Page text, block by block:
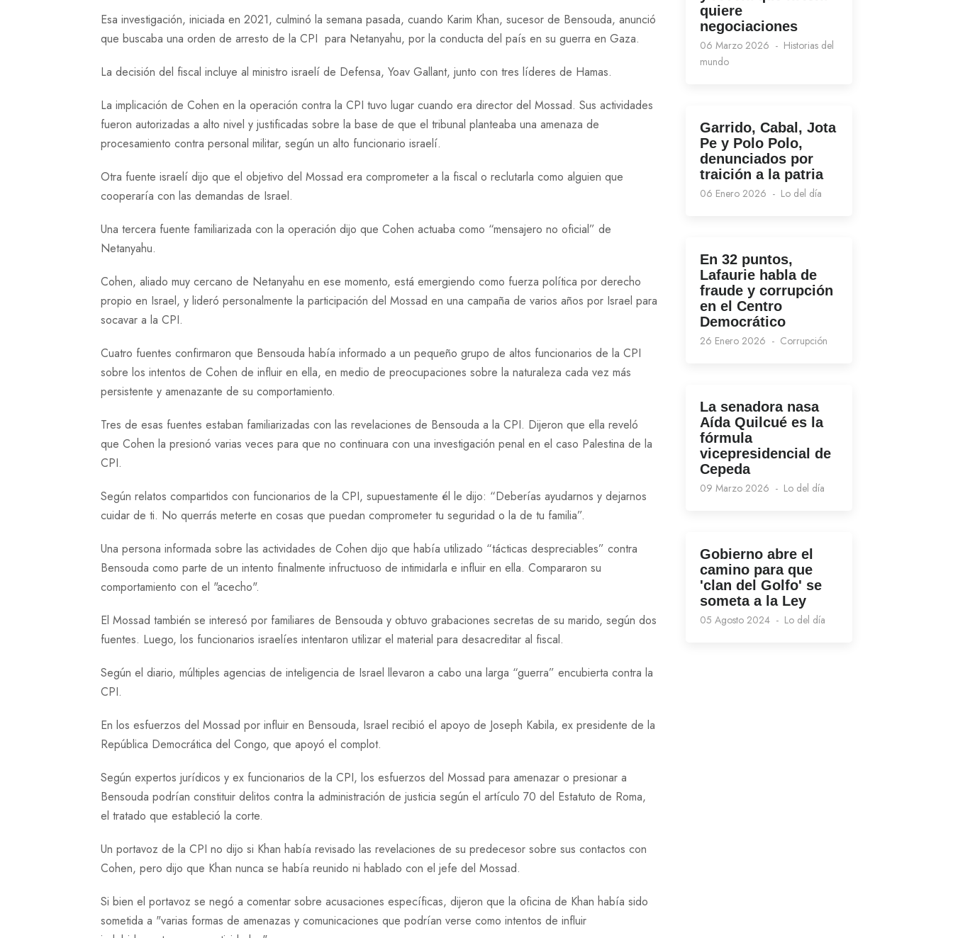
Esa investigación, iniciada en 2021, culminó la semana pasada, cuando Karim Khan, sucesor de Bensouda, anunció
que buscaba una orden de arresto de la CPI para Netanyahu, por la conducta del país en su guerra en Gaza.
La decisión del fiscal incluye al ministro israelí de Defensa, Yoav Gallant, junto con tres líderes de Hamas.
La implicación de Cohen en la operación contra la CPI tuvo lugar cuando era director del Mossad. Sus actividades
fueron autorizadas a alto nivel y justificadas sobre la base de que el tribunal planteaba una amenaza de
procesamiento contra personal militar, según un alto funcionario israelí.
Otra fuente israelí dijo que el objetivo del Mossad era comprometer a la fiscal o reclutarla como alguien que
cooperaría con las demandas de Israel.
Una tercera fuente familiarizada con la operación dijo que Cohen actuaba como “mensajero no oficial” de
Netanyahu.
Cohen, aliado muy cercano de Netanyahu en ese momento, está emergiendo como fuerza política por derecho
propio en Israel, y lideró personalmente la participación del Mossad en una campaña de varios años por Israel para
socavar a la CPI.
Cuatro fuentes confirmaron que Bensouda había informado a un pequeño grupo de altos funcionarios de la CPI
sobre los intentos de Cohen de influir en ella, en medio de preocupaciones sobre la naturaleza cada vez más
persistente y amenazante de su comportamiento.
Tres de esas fuentes estaban familiarizadas con las revelaciones de Bensouda a la CPI. Dijeron que ella reveló
que Cohen la presionó varias veces para que no continuara con una investigación penal en el caso Palestina de la
CPI.
Según relatos compartidos con funcionarios de la CPI, supuestamente él le dijo: “Deberías ayudarnos y dejarnos
cuidar de ti. No querrás meterte en cosas que puedan comprometer tu seguridad o la de tu familia”.
Una persona informada sobre las actividades de Cohen dijo que había utilizado “tácticas despreciables” contra
Bensouda como parte de un intento finalmente infructuoso de intimidarla e influir en ella. Compararon su
comportamiento con el "acecho".
El Mossad también se interesó por familiares de Bensouda y obtuvo grabaciones secretas de su marido, según dos
fuentes. Luego, los funcionarios israelíes intentaron utilizar el material para desacreditar al fiscal.
Según el diario, múltiples agencias de inteligencia de Israel llevaron a cabo una larga “guerra” encubierta contra la
CPI.
En los esfuerzos del Mossad por influir en Bensouda, Israel recibió el apoyo de Joseph Kabila, ex presidente de la
República Democrática del Congo, que apoyó el complot.
Según expertos jurídicos y ex funcionarios de la CPI, los esfuerzos del Mossad para amenazar o presionar a
Bensouda podrían constituir delitos contra la administración de justicia según el artículo 70 del Estatuto de Roma,
el tratado que estableció la corte.
Un portavoz de la CPI no dijo si Khan había revisado las revelaciones de su predecesor sobre sus contactos con
Cohen, pero dijo que Khan nunca se había reunido ni hablado con el jefe del Mossad.
Si bien el portavoz se negó a comentar sobre acusaciones específicas, dijeron que la oficina de Khan había sido
sometida a "varias formas de amenazas y comunicaciones que podrían verse como intentos de influir
quiere
negociaciones
06 Marzo 2026
Historias del
mundo
Garrido, Cabal, Jota
Pe y Polo Polo,
denunciados por
traición a la patria
06 Enero 2026 Lo del día
En 32 puntos,
Lafaurie habla de
fraude y corrupción
en el Centro
Democrático
26 Enero 2026 Corrupción
La senadora nasa
Aída Quilcué es la
fórmula
vicepresidencial de
Cepeda
09 Marzo 2026 Lo del día
Gobierno abre el
camino para que
'clan del Golfo' se
someta a la Ley
05 Agosto 2024 Lo del día